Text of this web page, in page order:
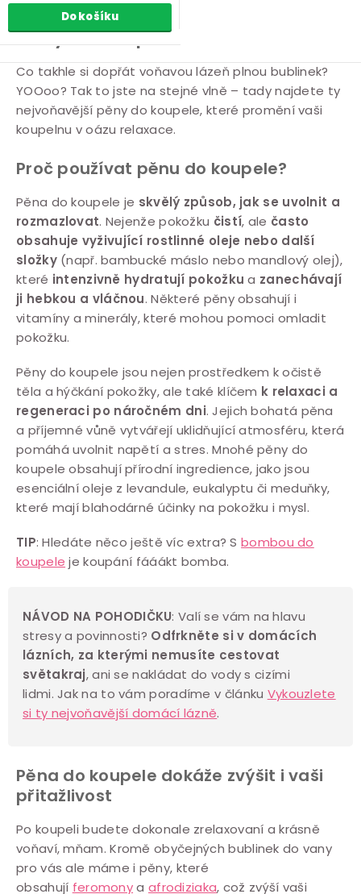
Do košíku
Pěny do koupele
Co takhle si dopřát voňavou lázeň plnou bublinek?
YOOoo? Tak to jste na stejné vlně – tady najdete ty
nejvoňavější pěny do koupele, které promění vaši
koupelnu v oázu relaxace.
Proč používat pěnu do koupele?
Pěna do koupele je skvělý způsob, jak se uvolnit a
rozmazlovat. Nejenže pokožku čistí, ale často
obsahuje vyživující rostlinné oleje nebo další
složky(např. bambucké máslo nebo mandlový olej),
které intenzivně hydratují pokožku a zanechávají
ji hebkou a vláčnou. Některé pěny obsahují i
vitamíny a minerály, které mohou pomoci omladit
pokožku.
Pěny do koupele jsou nejen prostředkem k očistě
těla a hýčkání pokožky, ale také klíčem k relaxaci a
regeneraci po náročném dni. Jejich bohatá pěna
a příjemné vůně vytvářejí uklidňující atmosféru, která
pomáhá uvolnit napětí a stres. Mnohé pěny do
koupele obsahují přírodní ingredience, jako jsou
esenciální oleje z levandule, eukalyptu či meduňky,
které mají blahodárné účinky na pokožku i mysl.
TIP: Hledáte něco ještě víc extra? Sbombou do
koupele je koupání fááákt bomba.
NÁVOD NA POHODIČKU: Valí se vám na hlavu
stresy a povinnosti? Odfrkněte si v domácích
lázních, za kterými nemusíte cestovat
světakraj, ani se nakládat do vody s cizími
lidmi. Jak na to vám poradíme v článku Vykouzlete
si ty nejvoňavější domácí lázně.
Pěna do koupele dokáže zvýšit i vaši
přitažlivost
Po koupeli budete dokonale zrelaxovaní a krásně
voňaví, mňam. Kromě obyčejných bublinek do vany
pro vás ale máme i pěny, které
obsahují feromonya afrodiziaka, což zvýší vaši